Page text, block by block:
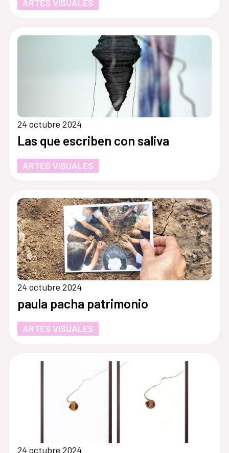
ARTES VISUALES
24 octubre 2024
Las que escriben con saliva
ARTES VISUALES
24 octubre 2024
paula pacha patrimonio
ARTES VISUALES
24 octubre 2024